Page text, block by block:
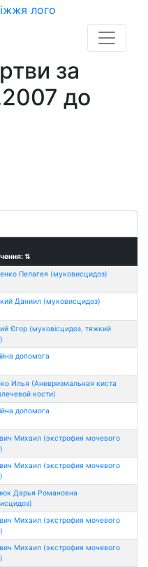
за
до
⇅
Пелагея (муковисцидоз)
Даниил (муковисцидоз)
Єгор (муковісцидоз, тяжкий
допомога
Илья (Аневризмальная киста
кости)
допомога
Михаил (экстрофия мочевого
Михаил (экстрофия мочевого
Дарья Романовна
Михаил (экстрофия мочевого
Михаил (экстрофия мочевого